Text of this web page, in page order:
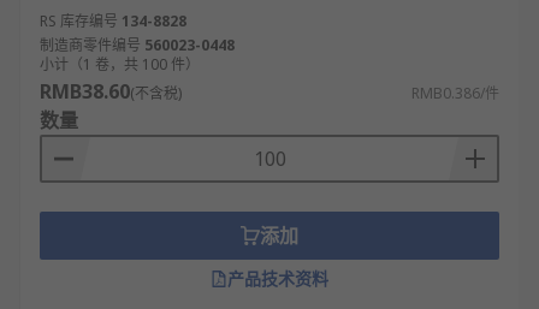
RS 库存编号 134-8828
制造商零件编号 560023-0448
小计（1 卷，共 100 件）
RMB38.60(不含税) RMB0.386/件
数量
添加
产品技术资料